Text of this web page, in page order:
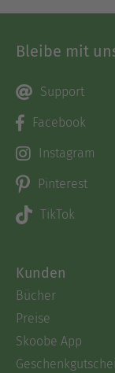
Bleibe mit
Support
Facebook
Instagram
Pinterest
TikTok
Kunden
Bücher
Preise
Skoobe App